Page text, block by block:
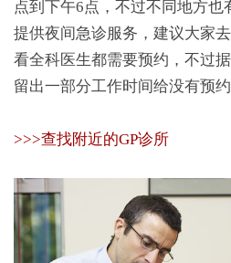
点到下午6点，不过不同地方也
提供夜间急诊服务，建议大家
看全科医生都需要预约，不过
留出一部分工作时间给没有预约
>>>查找附近的GP诊所